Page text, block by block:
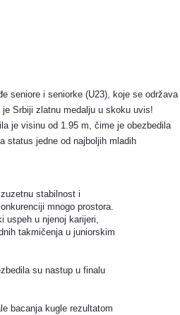
seniore i seniorke (U23), koje se održava
Srbiji zlatnu medalju u skoku uvis!
je visinu od 1.95 m, čime je obezbedila
status jedne od najboljih mladih
stabilnost i
mnogo prostora.
uspeh u njenoj karijeri,
takmičenja u juniorskim
su nastup u finalu
bacanja kugle rezultatom